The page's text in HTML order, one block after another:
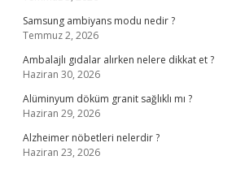
Samsung ambiyans modu nedir ?
Temmuz 2, 2026
Ambalajlı gıdalar alırken nelere dikkat et ?
Haziran 30, 2026
Alüminyum döküm granit sağlıklı mı ?
Haziran 29, 2026
Alzheimer nöbetleri nelerdir ?
Haziran 23, 2026